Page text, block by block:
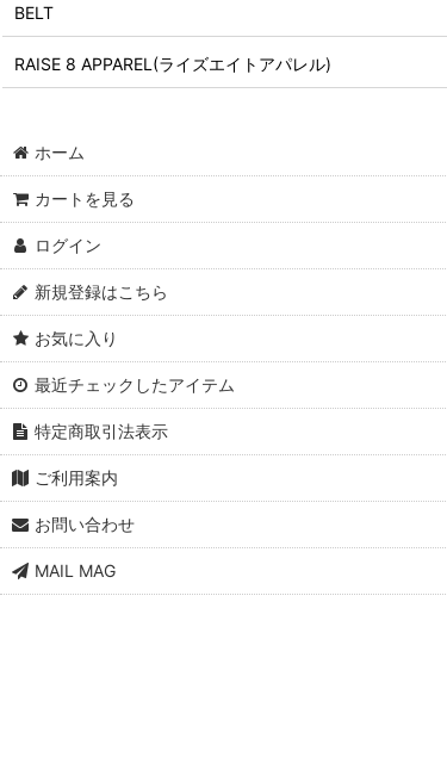
BELT
RAISE 8 APPAREL(ライズエイトアパレル)
ホーム
カートを見る
ログイン
新規登録はこちら
お気に入り
最近チェックしたアイテム
特定商取引法表示
ご利用案内
お問い合わせ
MAIL MAG